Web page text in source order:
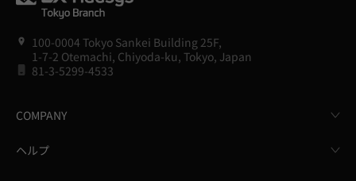
100-0004 Tokyo Sankei Building 25F,
1-7-2 Otemachi, Chiyoda-ku, Tokyo, Japan
81-3-5299-4533
COMPANY
ヘルプ